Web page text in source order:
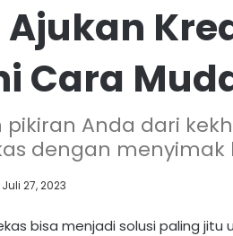
Cara
pikiran Anda dari
dengan
Juli 27, 2023
bisa menjadi solusi paling